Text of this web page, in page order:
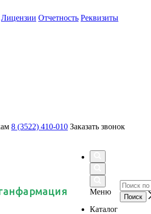
Лицензии Отчетность Реквизиты
8 (3522) 410-010 Заказать звонок
Меню
Каталог